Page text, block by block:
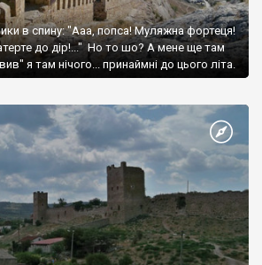
в спину: "Ааа, попса! Муляжна фортеця!
до дір!..." Но то шо? А мене ще там
я там нічого... принаймні до цього літа.